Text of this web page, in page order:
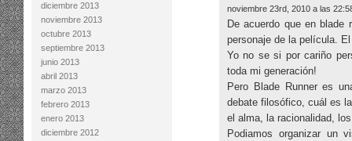
diciembre 2013
noviembre 2013
octubre 2013
septiembre 2013
junio 2013
abril 2013
marzo 2013
febrero 2013
enero 2013
diciembre 2012
noviembre 23rd, 2010 a las
De acuerdo que en blade
personaje de la película.
Yo no se si por cariño
toda mi generación!
Pero Blade Runner es
debate filosófico, cuál es
el alma, la racionalidad,
Podiamos organizar un